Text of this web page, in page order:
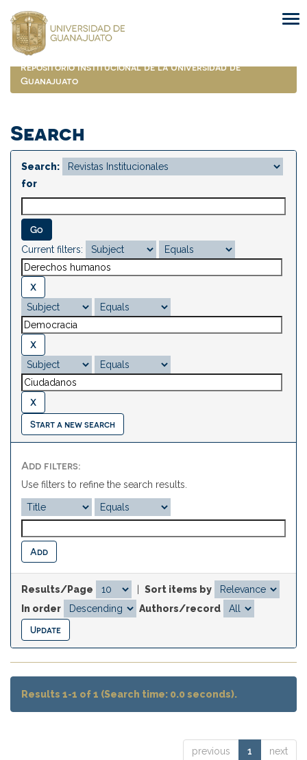
navigation
Repositorio Institucional de la Universidad de
Guanajuato
Search
Search:
for
Current filters:
Start a new search
Add filters:
Use filters to refine the search results.
Results/Page
Sort items by
In order
Authors/record
Results 1-1 of 1 (Search time: 0.0 seconds).
previous 1 next